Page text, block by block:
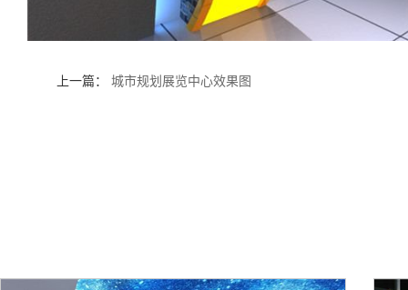
上一篇： 城市规划展览中心效果图